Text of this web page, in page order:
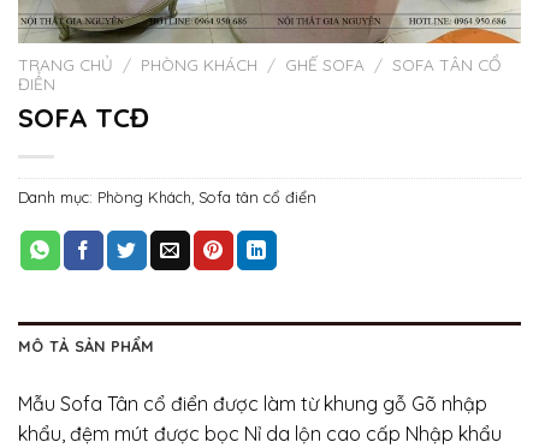
TRANG CHỦ / PHÒNG KHÁCH / GHẾ SOFA / SOFA TÂN CỔ
ĐIỂN
SOFA TCĐ
Danh mục: Phòng Khách, Sofa tân cổ điển
MÔ TẢ SẢN PHẨM
Mẫu Sofa Tân cổ điển được làm từ khung gỗ Gõ nhập
khẩu, đệm mút được bọc Nỉ da lộn cao cấp Nhập khẩu